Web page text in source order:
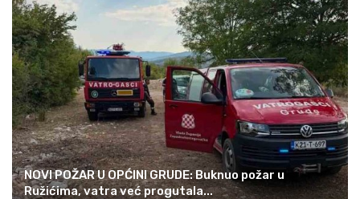
NOVI POŽAR U OPĆINI GRUDE: Buknuo požar u
Ružićima, vatra već progutala...